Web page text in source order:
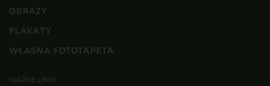
OBRAZY
PLAKATY
WŁASNA FOTOTAPETA
WAŻNE LINKI